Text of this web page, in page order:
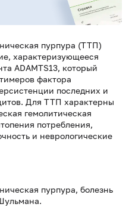
пурпура (ТТП)
характеризующееся
ADAMTS13, который
фактора
последних и
Для ТТП характерны
гемолитическая
потребления,
и неврологические
пурпура, болезнь